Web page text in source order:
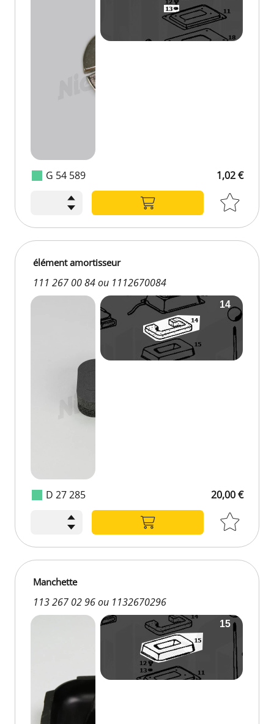
G 54 589 1,02 €
D 27 285
élément amortisseur
111 267 00 84 ou 1112670084
20,00 €
Manchette
113 267 02 96 ou 1132670296